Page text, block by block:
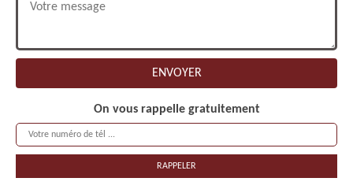
On vous rappelle gratuitement